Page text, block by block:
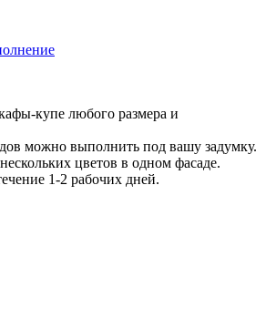
купе любого размера и
можно выполнить под вашу задумку.
цветов в одном фасаде.
1-2 рабочих дней.